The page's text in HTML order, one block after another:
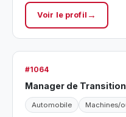
Voir le profil
#1064
Manager de
Automobile Machines/